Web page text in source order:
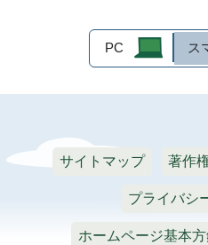
PC ス
サイトマップ 著作
プライバシ
ホームページ基本